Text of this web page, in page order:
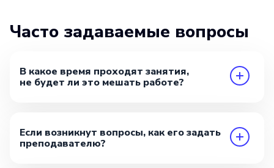
Часто задаваемые вопросы
В какое время проходят занятия,
не будет ли это мешать работе?
Если возникнут вопросы, как его задать
преподавателю?